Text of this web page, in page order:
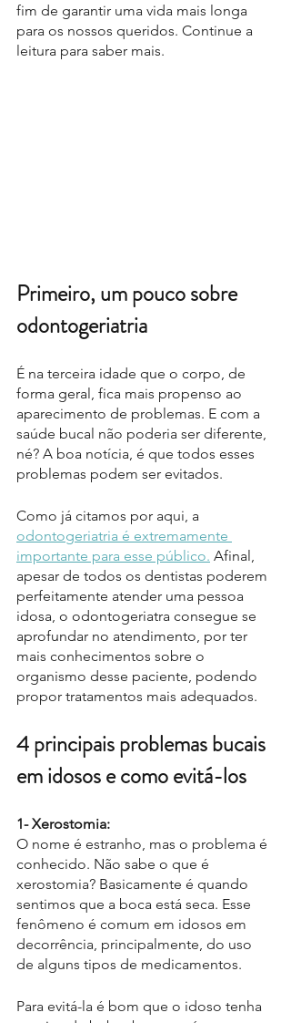
fim de garantir uma vida mais longa
para os nossos queridos. Continue a
leitura para saber mais.
Primeiro, um pouco sobre
odontogeriatria
É na terceira idade que o corpo, de
forma geral, fica mais propenso ao
aparecimento de problemas. E com a
saúde bucal não poderia ser diferente,
né? A boa notícia, é que todos esses
problemas podem ser evitados.
Como já citamos por aqui, a
odontogeriatria é extremamente
importante para esse público. Afinal,
apesar de todos os dentistas poderem
perfeitamente atender uma pessoa
idosa, o odontogeriatra consegue se
aprofundar no atendimento, por ter
mais conhecimentos sobre o
organismo desse paciente, podendo
propor tratamentos mais adequados.
4 principais problemas bucais
em idosos e como evitá-los
1- Xerostomia:
O nome é estranho, mas o problema é
conhecido. Não sabe o que é
xerostomia? Basicamente é quando
sentimos que a boca está seca. Esse
fenômeno é comum em idosos em
decorrência, principalmente, do uso
de alguns tipos de medicamentos.
Para evitá-la é bom que o idoso tenha